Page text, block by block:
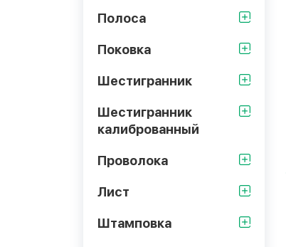
Полоса
Поковка
Шестигранник
Шестигранник
калиброванный
Проволока
Лист
Штамповка